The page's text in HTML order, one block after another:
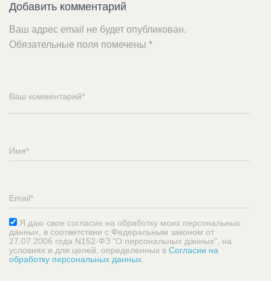
Добавить комментарий
Ваш адрес email не будет опубликован.
Обязательные поля помечены *
Я даю свое согласие на обработку моих персональных
данных, в соответствии с Федеральным законом от
27.07.2006 года N152-ФЗ "О персональных данных", на
условиях и для целей, определенных в Согласии на
обработку персональных данных